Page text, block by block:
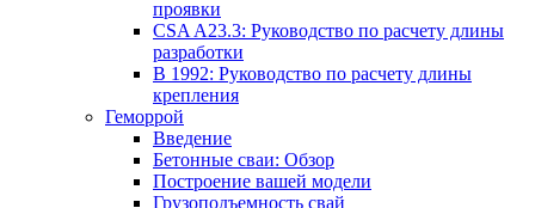
проявки
CSA A23.3: Руководство по расчету длины
разработки
В 1992: Руководство по расчету длины
крепления
Геморрой
Введение
Бетонные сваи: Обзор
Построение вашей модели
Грузоподъемность свай